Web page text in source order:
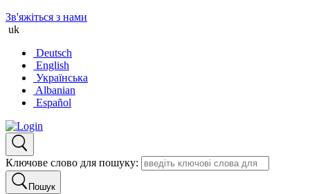
Зв'яжіться з нами
uk
Deutsch
English
Українська
Albanian
Español
Ключове слово для пошуку:
Пошук